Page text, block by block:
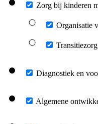
Zorg bij kinderen
Organisatie
Transitiezorg
Diagnostiek en
Algemene